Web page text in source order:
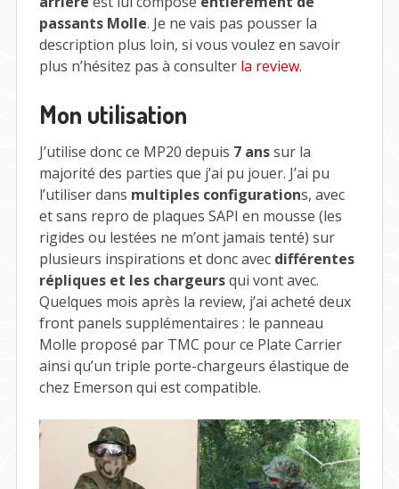
passants Molle. Je ne vais pas pousser la
description plus loin, si vous voulez en savoir
plus n’hésitez pas à consulter la review.
Mon utilisation
J’utilise donc ce MP20 depuis 7 anssur la
majorité des parties que j’ai pu jouer. J’ai pu
l’utiliser dans multiples configurations, avec
et sans repro de plaques SAPI en mousse (les
rigides ou lestées ne m’ont jamais tenté) sur
plusieurs inspirations et donc avec différentes
répliques et les chargeursqui vont avec.
Quelques mois après la review, j’ai acheté deux
front panels supplémentaires : le panneau
Molle proposé par TMC pour ce Plate Carrier
ainsi qu’un triple porte-chargeurs élastique de
chez Emerson qui est compatible.